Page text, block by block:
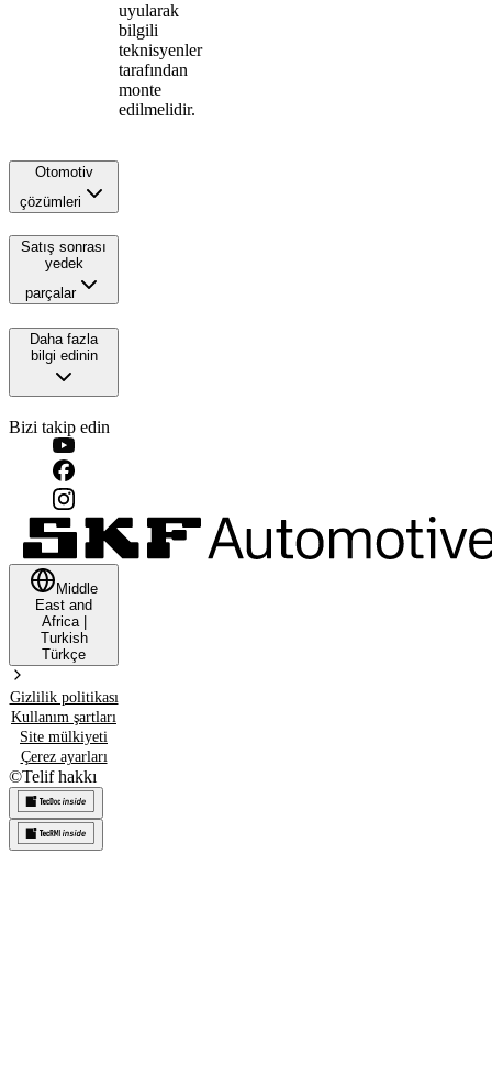
uyularak
bilgili
teknisyenler
tarafından
monte
edilmelidir.
Otomotiv
çözümleri
Satış sonrası
yedek
parçalar
Daha fazla
bilgi edinin
Bizi takip edin
Middle
East and
Africa|
Turkish
Türkçe
Gizlilik politikası
Kullanım şartları
Site mülkiyeti
Çerez ayarları
©Telif hakkı